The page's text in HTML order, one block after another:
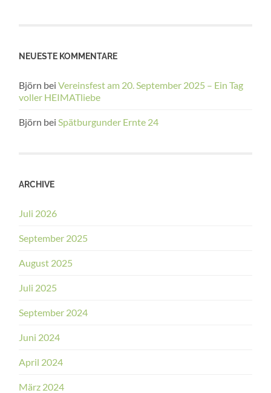
NEUESTE KOMMENTARE
Björn beiVereinsfest am 20. September 2025 – Ein Tag
voller HEIMATliebe
Björn bei Spätburgunder Ernte 24
ARCHIVE
Juli 2026
September 2025
August 2025
Juli 2025
September 2024
Juni 2024
April 2024
März 2024